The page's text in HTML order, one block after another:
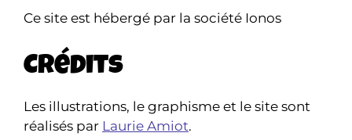
Ce site est hébergé par la société Ionos
Crédits
Les illustrations, le graphisme et le site sont
réalisés par Laurie Amiot.